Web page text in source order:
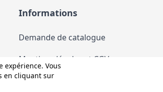
expérience. Vous
en cliquant sur
Informations
Demande de catalogue
Mentions légales et CGV
Conditions générales d'utilisation (CGU)